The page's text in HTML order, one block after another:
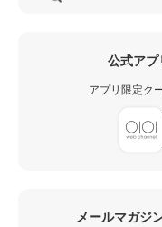
公式アプ
アプリ限定ク
メールマガジ